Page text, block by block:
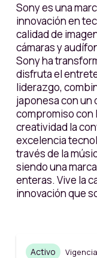
Sony es una
innovación en
calidad de
cámaras y
Sony ha
disfruta el
liderazgo,
japonesa con un
compromiso con
creatividad la
excelencia
través de la
siendo una
enteras. Vive la
innovación que
Activo